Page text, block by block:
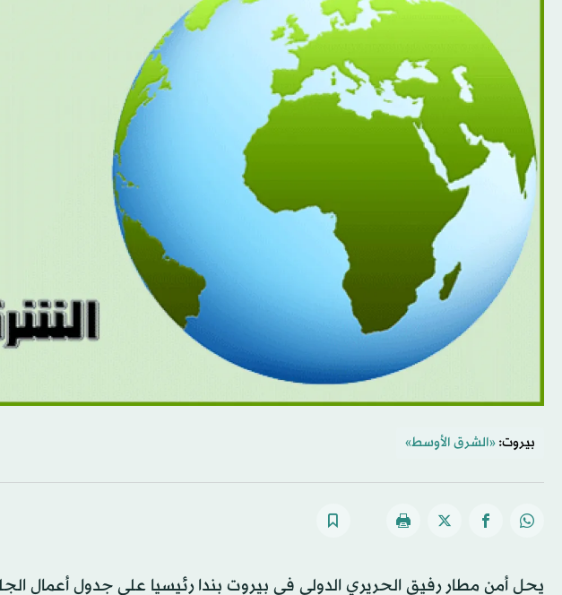
بيروت: «الشرق الأوسط»
يحل أمن مطار رفيق الحريري الدولي في بيروت بندا رئيسيا على جدول أعمال